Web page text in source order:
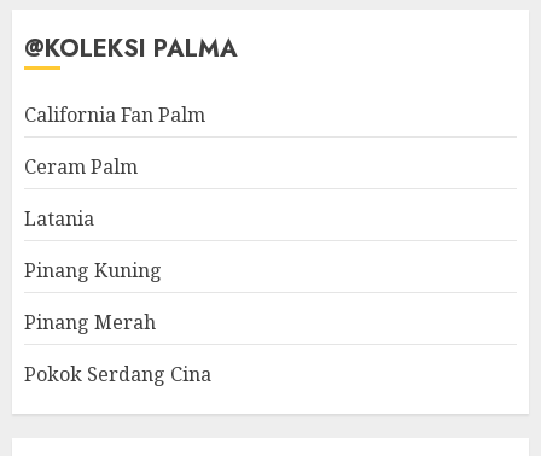
@KOLEKSI PALMA
California Fan Palm
Ceram Palm
Latania
Pinang Kuning
Pinang Merah
Pokok Serdang Cina